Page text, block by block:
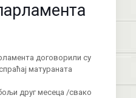
договорили су
матураната
друг месеца /свако